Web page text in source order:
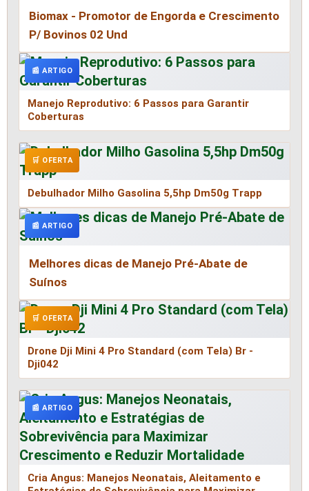
Biomax - Promotor de Engorda e Crescimento
P/ Bovinos 02 Und
📰 ARTIGO
Manejo Reprodutivo: 6 Passos para Garantir
Coberturas
🛒 OFERTA
Debulhador Milho Gasolina 5,5hp Dm50g Trapp
📰 ARTIGO
Melhores dicas de Manejo Pré-Abate de
Suínos
🛒 OFERTA
Drone Dji Mini 4 Pro Standard (com Tela) Br -
Dji042
📰 ARTIGO
Cria Angus: Manejos Neonatais, Aleitamento e